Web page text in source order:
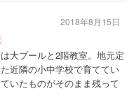
大プールと2階教室。地元定
近隣の小中学校で育ててい
いたものがそのまま残って
2018年8月15日